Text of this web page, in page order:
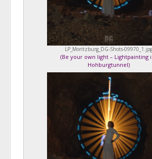
LP_Moritzburg_DG-Shots-09970_1.jpg
(Be your own light – Lightpainting
Hohburgtunnel)